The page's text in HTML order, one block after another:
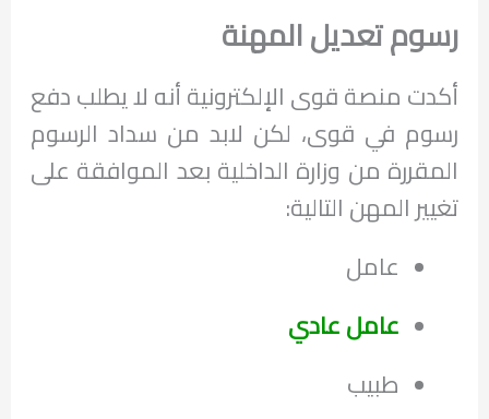
رسوم تعديل المهنة
أكدت منصة قوى الإلكترونية أنه لا يطلب دفع
رسوم في قوى، لكن لابد من سداد الرسوم
المقررة من وزارة الداخلية بعد الموافقة على
تغيير المهن التالية:
عامل
عامل عادي
طبيب